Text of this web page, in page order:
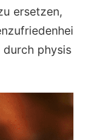
ersetzen,
durch physis